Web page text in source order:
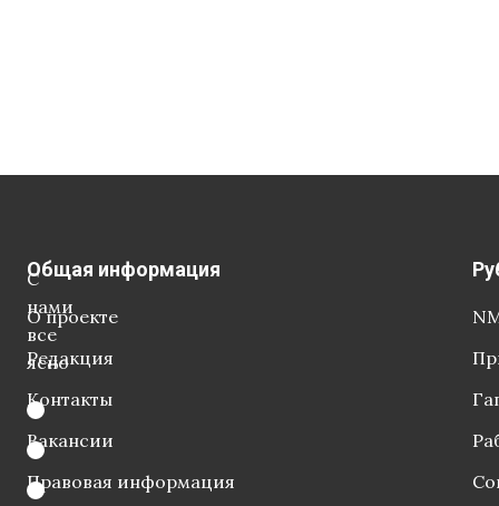
С
нами
все
ясно
Общая информация
О проекте
Редакция
Контакты
Вакансии
Правовая информация